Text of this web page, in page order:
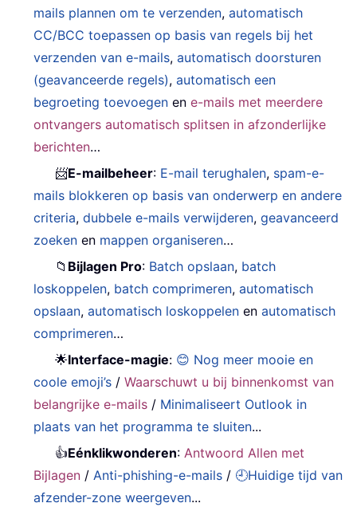
mails plannen om te verzenden,automatisch
CC/BCC toepassen op basis van regels bij het
verzenden van e-mails,automatisch doorsturen
(geavanceerde regels),automatisch een
begroeting toevoegen ene-mails met meerdere
ontvangers automatisch splitsen in afzonderlijke
berichten…
📨E-mailbeheer: E-mail terughalen, spam-e-
mails blokkeren op basis van onderwerp en andere
criteria,dubbele e-mails verwijderen,geavanceerd
zoeken en mappen organiseren…
📁 Bijlagen Pro: Batch opslaan, batch
loskoppelen, batch comprimeren,automatisch
opslaan,automatisch loskoppelen enautomatisch
comprimeren…
🌟Interface-magie: 😊 Nog meer mooie en
coole emoji’s /Waarschuwt u bij binnenkomst van
belangrijke e-mails / Minimaliseert Outlook in
plaats van het programma te sluiten...
👍Eénklikwonderen:Antwoord Allen met
Bijlagen /Anti-phishing-e-mails / 🕘Huidige tijd van
afzender-zone weergeven...